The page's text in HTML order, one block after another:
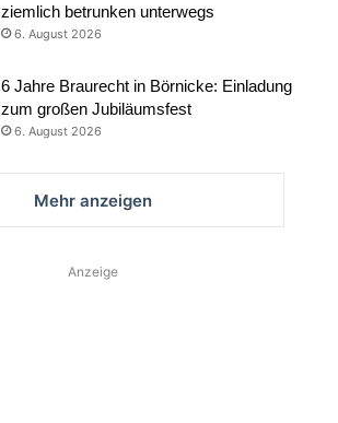
ziemlich betrunken unterwegs
6. August 2026
6 Jahre Braurecht in Börnicke: Einladung
zum großen Jubiläumsfest
6. August 2026
Mehr anzeigen
Anzeige